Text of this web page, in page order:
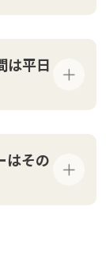
は平日
はその